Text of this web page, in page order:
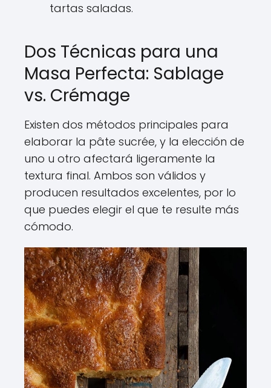
tartas saladas.
Dos Técnicas para una
Masa Perfecta: Sablage
vs. Crémage
Existen dos métodos principales para
elaborar la pâte sucrée, y la elección de
uno u otro afectará ligeramente la
textura final. Ambos son válidos y
producen resultados excelentes, por lo
que puedes elegir el que te resulte más
cómodo.